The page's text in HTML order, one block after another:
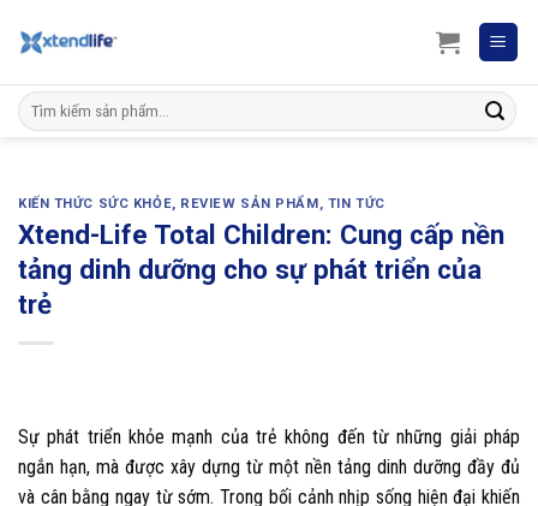
Search
for:
KIẾN THỨC SỨC KHỎE, REVIEW SẢN PHẨM , TIN TỨC
Xtend-Life Total Children: Cung cấp nền
tảng dinh dưỡng cho sự phát triển của
trẻ
Sự phát triển khỏe mạnh của trẻ không đến từ những giải pháp
ngắn hạn, mà được xây dựng từ một nền tảng dinh dưỡng đầy đủ
và cân bằng ngay từ sớm. Trong bối cảnh nhịp sống hiện đại khiến